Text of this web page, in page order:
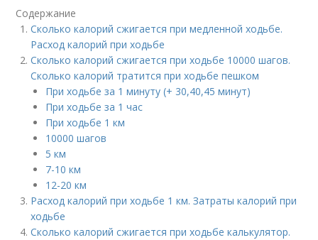
Содержание
Сколько калорий сжигается при медленной ходьбе.
Расход калорий при ходьбе
Сколько калорий сжигается при ходьбе 10000 шагов.
Сколько калорий тратится при ходьбе пешком
При ходьбе за 1 минуту (+ 30,40,45 минут)
При ходьбе за 1 час
При ходьбе 1 км
10000 шагов
5 км
7-10 км
12-20 км
Расход калорий при ходьбе 1 км. Затраты калорий при
ходьбе
Сколько калорий сжигается при ходьбе калькулятор.